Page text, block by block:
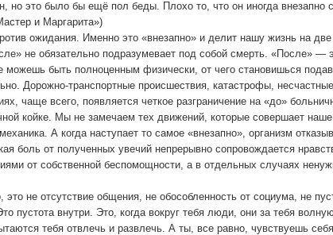
но это было бы ещё пол беды. Плохо то, что он иногда внезапно
и Маргарита»)
ожидания. Именно это «внезапно» и делит нашу жизнь на
не обязательно подразумевает под собой смерть. «После» —
можешь быть полноценным физически, от чего становишься
Дорожно-транспортные происшествия, катастрофы,
чаще всего, появляется четкое разграничение на «до»
койке. Мы не замечаем тех движений, которые совершает
А когда наступает то самое «внезапно», организм
боль от полученных увечий непрерывно сопровождается
от собственной беспомощности, а в отдельных случаях
не отсутствие общения, не обособленность от социума, не
пустота внутри. Это, когда вокруг тебя люди, они за тебя
тебя отвлечь и развлечь. А ты, все равно, чувствуешь